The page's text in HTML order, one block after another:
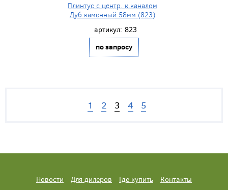
Плинтус с центр. к.каналом
Дуб каменный 58мм (823)
артикул: 823
по запросу
1 2 3 4 5
Новости Для дилеров Где купить
Контакты